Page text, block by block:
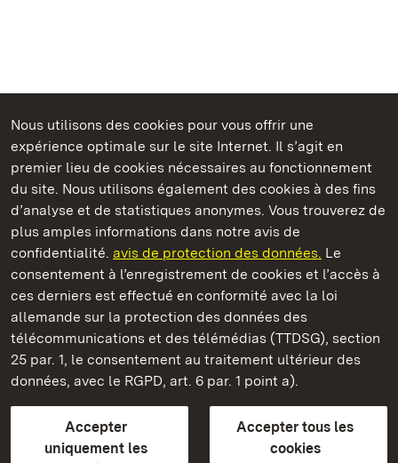
Nous utilisons des cookies pour vous offrir une
expérience optimale sur le site Internet. Il s’agit en
premier lieu de cookies nécessaires au fonctionnement
du site. Nous utilisons également des cookies à des fins
d’analyse et de statistiques anonymes. Vous trouverez de
plus amples informations dans notre avis de
confidentialité. avis de protection des données. Le
consentement à l’enregistrement de cookies et l’accès à
ces derniers est effectué en conformité avec la loi
allemande sur la protection des données des
télécommunications et des télémédias (TTDSG), section
25 par. 1, le consentement au traitement ultérieur des
données, avec le RGPD, art. 6 par. 1 point a).
Accepter
uniquement les
Accepter tous les
cookies
Châteaux et jardins publics du Bade-Wurtemberg
Château de la Favorite de Rastatt
Châteaux et jardins publics du Bade-Wurtemberg
Contact et informationsFAQ et réponsesMentions légales
Protection des données
Explications sur l’accessibilité
BITV-konform (geprüfte Seiten)
plus loin